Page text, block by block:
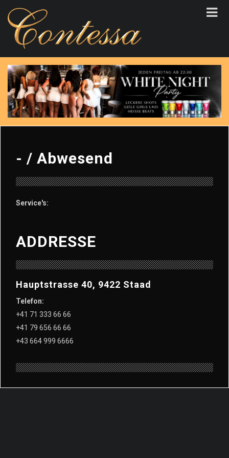
- / Abwesend
Service's:
ADDRESSE
Hauptstrasse 40, 9422 Staad
Telefon:
+41 71 333 66 66
+41 79 656 66 66
+43 664 999 6666